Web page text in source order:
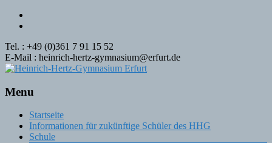
Tel. : +49 (0)361 7 91 15 52
E-Mail : heinrich-hertz-gymnasium@erfurt.de
Menu
Skip
content
Startseite
Informationen für zukünftige Schüler des HHG
Schule